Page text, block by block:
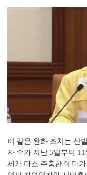
이 같은 완화 조치는 산
자 수가 지난 3일부터
세가 다소 주춤한 데다가,